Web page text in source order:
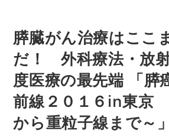
膵臓がん治療はここ
だ！ 外科療法・放
度医療の最先端 「膵
前線２０１６in東京
から重粒子線まで～